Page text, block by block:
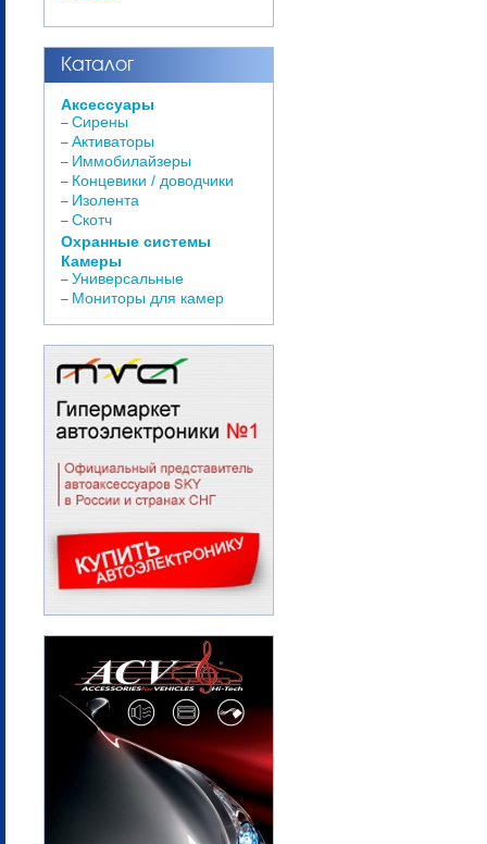
Каталог
Аксессуары
– Сирены
– Активаторы
– Иммобилайзеры
– Концевики / доводчики
– Изолента
– Скотч
Охранные системы
Камеры
– Универсальные
– Мониторы для камер